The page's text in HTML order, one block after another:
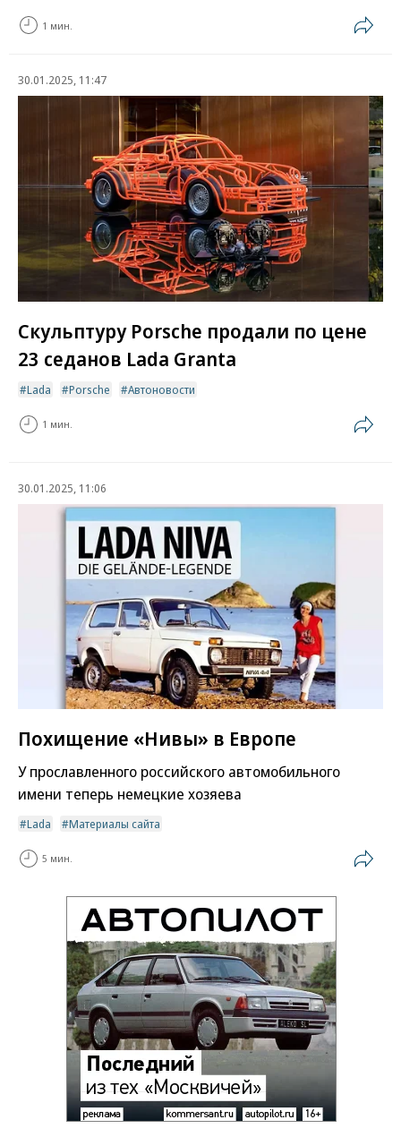
1 мин.
30.01.2025, 11:47
Скульптуру Porsche продали по цене
23 седанов Lada Granta
Lada Porsche Автоновости
1 мин.
30.01.2025, 11:06
Похищение «Нивы» в Европе
У прославленного российского автомобильного
имени теперь немецкие хозяева
Lada Материалы сайта
5 мин.